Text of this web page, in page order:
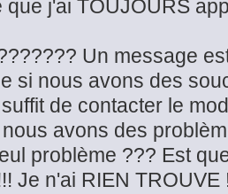
que j'ai TOUJOURS
Un message
si nous avons des
de contacter le
avons des
problème ??? Est
Je n'ai RIEN TROUVE